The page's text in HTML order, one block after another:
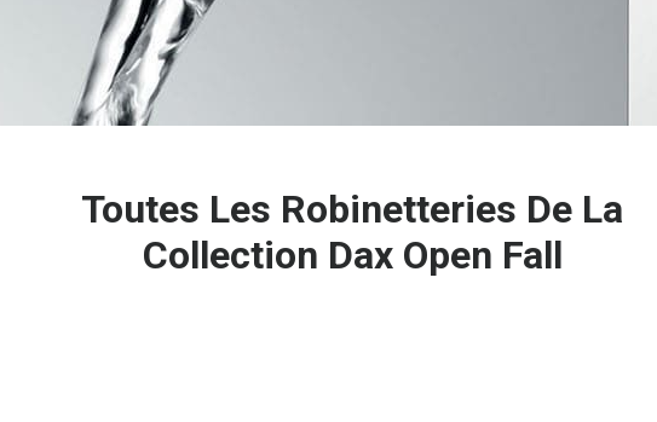
Toutes Les Robinetteries De La
Collection Dax Open Fall